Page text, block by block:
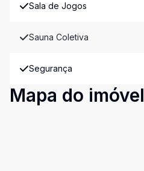
Sala de Jogos
Sauna Coletiva
Segurança
Mapa do imóvel